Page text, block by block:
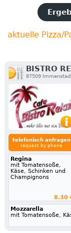
aktuelle Pizza/
BISTRO
87509
telefonisch anfragen
request by phone
Regina
mit Tomatensoße,
Käse, Schinken und
Champignons
8.30
Mozzarella
mit Tomatensoße,